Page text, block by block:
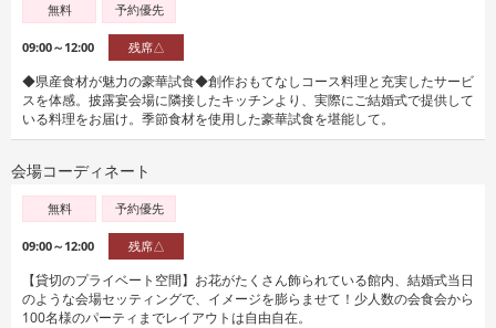
無料 予約優先
09:00～12:00 残席△
◆県産食材が魅力の豪華試食◆創作おもてなしコース料理と充実したサービ
スを体感。披露宴会場に隣接したキッチンより、実際にご結婚式で提供して
いる料理をお届け。季節食材を使用した豪華試食を堪能して。
会場コーディネート
無料 予約優先
09:00～12:00 残席△
【貸切のプライベート空間】お花がたくさん飾られている館内、結婚式当日
のような会場セッティングで、イメージを膨らませて！少人数の会食会から
100名様のパーティまでレイアウトは自由自在。